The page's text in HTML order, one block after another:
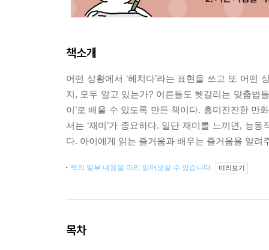
책소개
어떤 상황에서 ‘헤치다’라는 표현을 쓰고 또 어떤
지, 모두 알고 있는가? 어른들도 헷갈리는 맞춤법
이’로 배울 수 있도록 만든 책이다. 흥미진진한 만
서는 ‘재미’가 중요하다. 일단 재미를 느끼면, 능
다. 아이에게 읽는 즐거움과 배우는 즐거움을 알
책의 일부 내용을 미리 읽어보실 수 있습니다. 미리보기
목차